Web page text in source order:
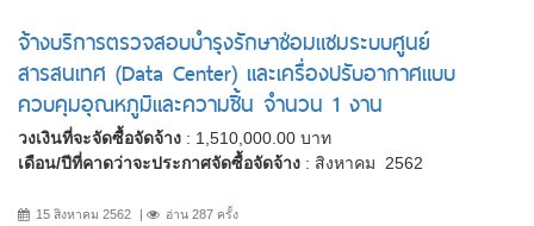
จ้างบริการตรวจสอบบำรุงรักษาซ่อมแซมระบบศูนย์
สารสนเทศ (Data Center) และเครื่องปรับอากาศแบบ
ควบคุมอุณหภูมิและความชิ้น จำนวน 1 งาน
วงเงินที่จะจัดซื้อจัดจ้าง : 1,510,000.00 บาท
เดือน/ปีที่คาดว่าจะประกาศจัดซื้อจัดจ้าง : สิงหาคม 2562
15 สิงหาคม 2562 อ่าน 287 ครั้ง